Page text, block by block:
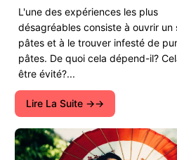
L'une des expériences les plus
désagréables consiste à ouvrir un
pâtes et à le trouver infesté de
pâtes. De quoi cela dépend-il?
être évité?...
Lire La Suite →